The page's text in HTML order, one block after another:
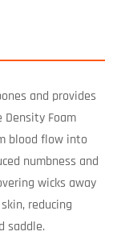
and provides
Foam
blood flow into
numbness and
wicks away
reducing
saddle.